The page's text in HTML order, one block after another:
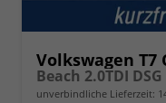
Volkswagen T7
unverbindliche Lieferzeit: